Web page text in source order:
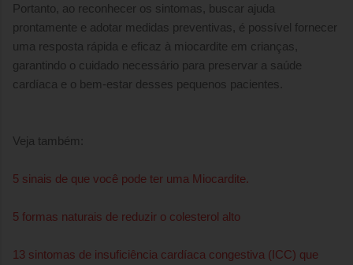
Portanto, ao reconhecer os sintomas, buscar ajuda
prontamente e adotar medidas preventivas, é possível fornecer
uma resposta rápida e eficaz à miocardite em crianças,
garantindo o cuidado necessário para preservar a saúde
cardíaca e o bem-estar desses pequenos pacientes.
Veja também:
5 sinais de que você pode ter uma Miocardite.
5 formas naturais de reduzir o colesterol alto
13 sintomas de insuficiência cardíaca congestiva (ICC) que